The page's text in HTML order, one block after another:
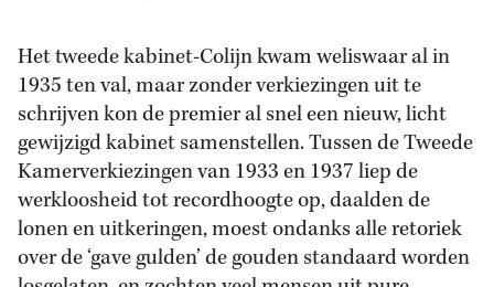
Het tweede kabinet-Colijn kwam weliswaar al in
1935 ten val, maar zonder verkiezingen uit te
schrijven kon de premier al snel een nieuw, licht
gewijzigd kabinet samenstellen. Tussen de Tweede
Kamerverkiezingen van 1933 en 1937 liep de
werkloosheid tot recordhoogte op, daalden de
lonen en uitkeringen, moest ondanks alle retoriek
over de ‘gave gulden’ de gouden standaard worden